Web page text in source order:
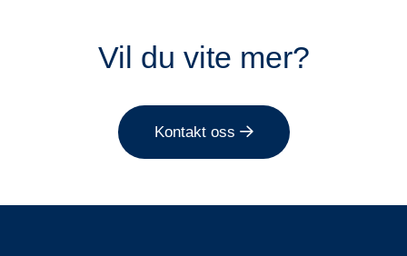
Vil du vite mer?
Kontakt oss